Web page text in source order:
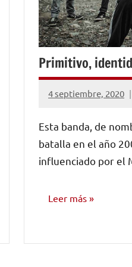
Primitivo,
4 septiembre, 2020
No
comentarios
Esta banda, de
batalla en el año
influenciado por el
Leer más